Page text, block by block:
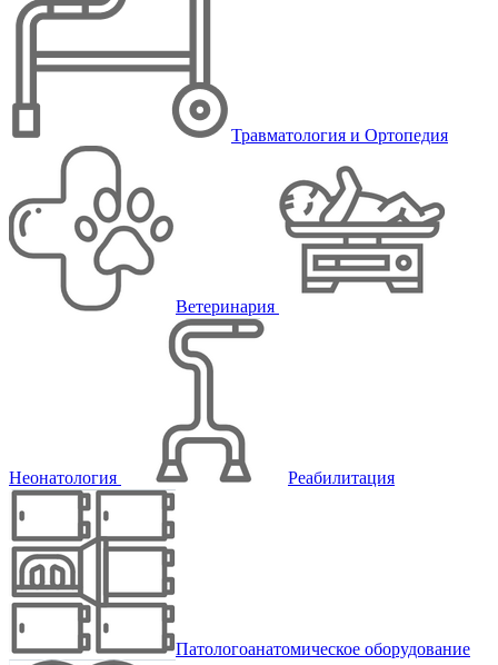
Травматология и Ортопедия
Ветеринария
Неонатология Реабилитация
Патологоанатомическое оборудование